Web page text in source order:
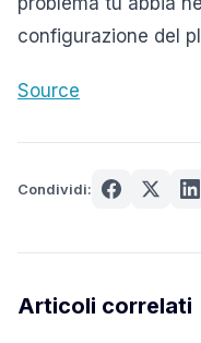
configurazione del
Source
Condividi:
Articoli correlati